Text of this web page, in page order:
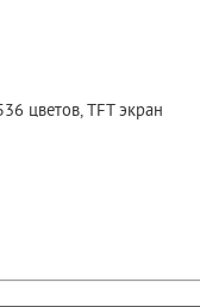
цветов, TFT экран